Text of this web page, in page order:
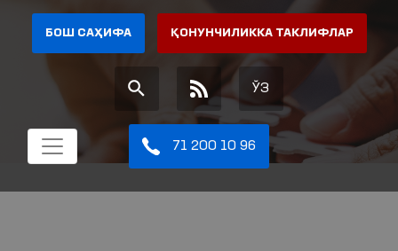
БОШ САҲИФА ҚОНУНЧИЛИККА ТАКЛИФЛАР
ЎЗ
71 200 10 96